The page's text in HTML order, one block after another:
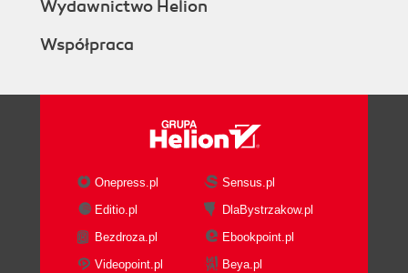
The Four Window Views
Icon Size
Icon Previews
Icon View Options
Always open in icon view
Icon size
Wydawnictwo Helion
Współpraca
Onepress.pl
Sensus.pl
Editio.pl
DlaBystrzakow.pl
Bezdroza.pl
Ebookpoint.pl
Videopoint.pl
Beya.pl